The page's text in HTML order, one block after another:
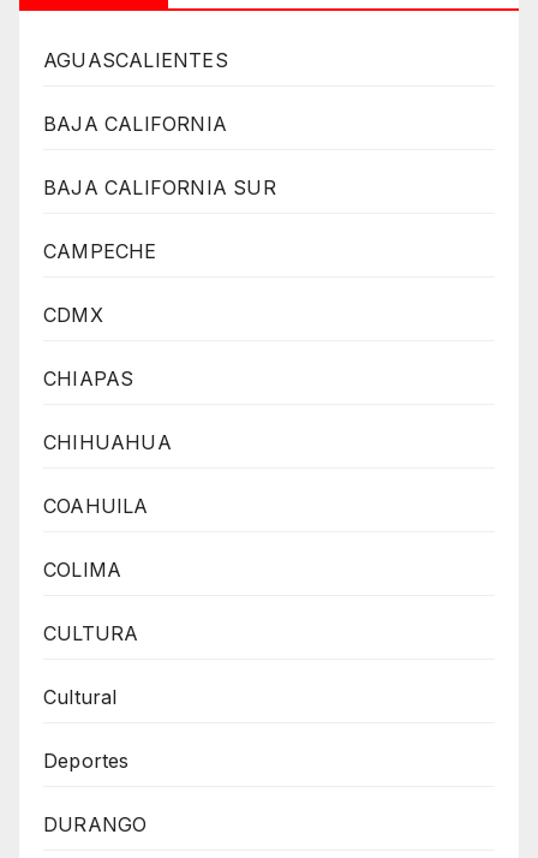
AGUASCALIENTES
BAJA CALIFORNIA
BAJA CALIFORNIA SUR
CAMPECHE
CDMX
CHIAPAS
CHIHUAHUA
COAHUILA
COLIMA
CULTURA
Cultural
Deportes
DURANGO